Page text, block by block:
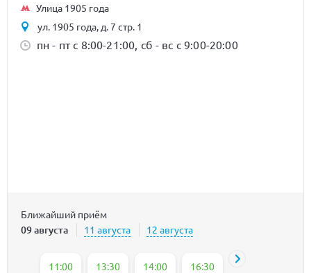
Улица 1905 года
ул. 1905 года, д. 7 стр. 1
пн - пт с 8:00-21:00, сб - вс с 9:00-20:00
Ближайший приём
09 августа 11 августа 12 августа
11:00 13:30 14:00 16:30